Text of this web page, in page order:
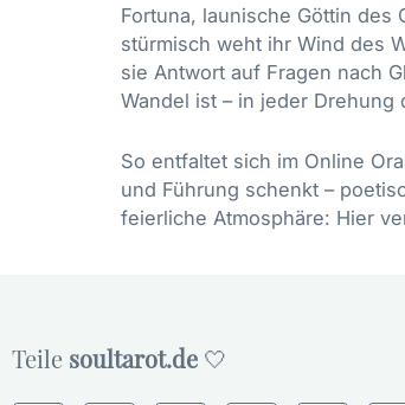
Fortuna, launische Göttin des
stürmisch weht ihr Wind des
sie Antwort auf Fragen nach
Wandel ist – in jeder
So entfaltet sich im Online
und Führung schenkt –
feierliche Atmosphäre: Hier
Teile soultarot.de 🤍